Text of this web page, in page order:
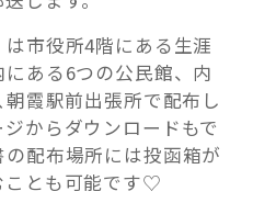
は市役所4階にある生涯
ある6つの公民館、内
霞駅前出張所で配布し
からダウンロードもで
配布場所には投函箱が
ことも可能です♡